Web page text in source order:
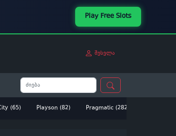
Play Free Slots
შესვლა
(65) Playson (82) Pragmatic (282)